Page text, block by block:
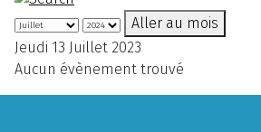
Aller au mois
Jeudi 13 Juillet 2023
Aucun évènement trouvé